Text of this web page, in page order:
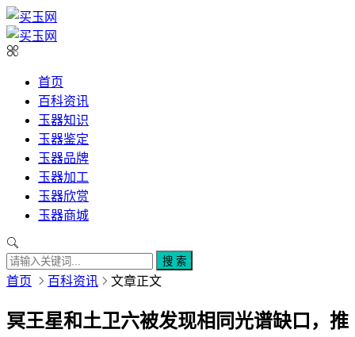
首页
百科资讯
玉器知识
玉器鉴定
玉器品牌
玉器加工
玉器欣赏
玉器商城
搜 索
首页 百科资讯 文章正文
冥王星和土卫六被发现相同光谱缺口，推